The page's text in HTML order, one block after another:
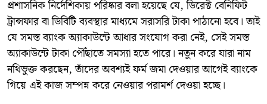
​প্রশাসনিক নির্দেশিকায় পরিষ্কার বলা হয়েছে যে, ডিরেক্ট বেনিফিট
ট্রান্সফার বা ডিবিটি ব্যবস্থার মাধ্যমে সরাসরি টাকা পাঠানো হবে। তাই
যে সমস্ত ব্যাংক অ্যাকাউন্টে আধার সংযোগ করা নেই, সেই সমস্ত
অ্যাকাউন্টে টাকা পৌঁছাতে সমস্যা হতে পারে। নতুন করে যারা নাম
নথিভুক্ত করছেন, তাঁদের অবশ্যই ফর্ম জমা দেওয়ার আগেই ব্যাংকে
গিয়ে এই কাজ সম্পন্ন করে নেওয়ার পরামর্শ দেওয়া হচ্ছে।